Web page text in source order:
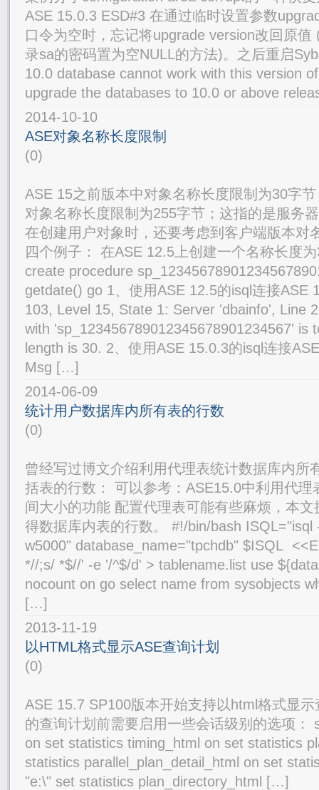
ASE 15.0.3 ESD#3 在通过临时设置参数
口令为空时，忘记将upgrade version改回原值
录sa的密码置为空NULL的方法)。之后重启
10.0 database cannot work with this version
upgrade the databases to 10.0 or above
2014-10-10
ASE对象名称长度限制
(0)
ASE 15之前版本中对象名称长度限制为30字
对象名称长度限制为255字节；这指的是服务
在创建用户对象时，还要考虑到客户端版本对
四个例子： 在ASE 12.5上创建一个名称长度
create procedure
getdate() go 1、使用ASE 12.5的isql连接ASE
103, Level 15, State 1: Server 'dbainfo', Line
with 'sp_123456789012345678901234567' is
length is 30. 2、使用ASE 15.0.3的isql连接
Msg […]
2014-06-09
统计用户数据库内所有表的行数
(0)
曾经写过博文介绍利用代理表统计数据库内所
括表的行数： 可以参考：ASE15.0中利用代
间大小的功能 配置代理表可能有些麻烦，本
得数据库内表的行数。 #!/bin/bash ISQL="isql
w5000" database_name="tpchdb" $ISQL
*//;s/ *$//' -e '/^$/d' > tablename.list use
nocount on go select name from sysobjects
[…]
2013-11-19
以HTML格式显示ASE查询计划
(0)
ASE 15.7 SP100版本开始支持以html格式显
的查询计划前需要启用一些会话级别的选项：
on set statistics timing_html on set statistics
statistics parallel_plan_detail_html on set
"e:\" set statistics plan_directory_html […]